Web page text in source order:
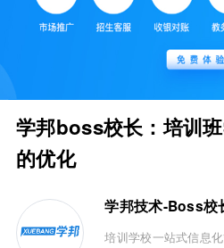
学邦boss校长：培训
的优化
学邦技术-Boss校
培训学校一站式信息